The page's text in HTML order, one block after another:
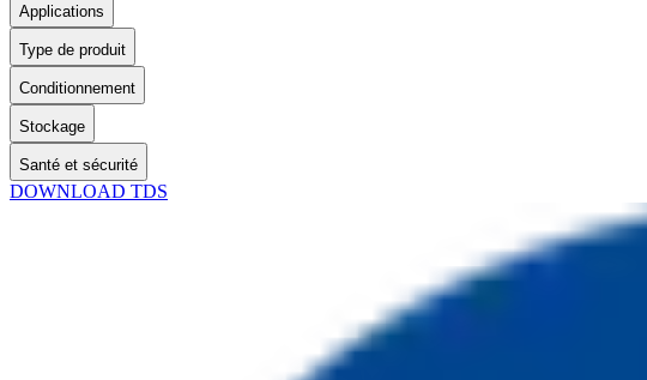
Applications
Type de produit
Conditionnement
Stockage
Santé et sécurité
DOWNLOAD TDS